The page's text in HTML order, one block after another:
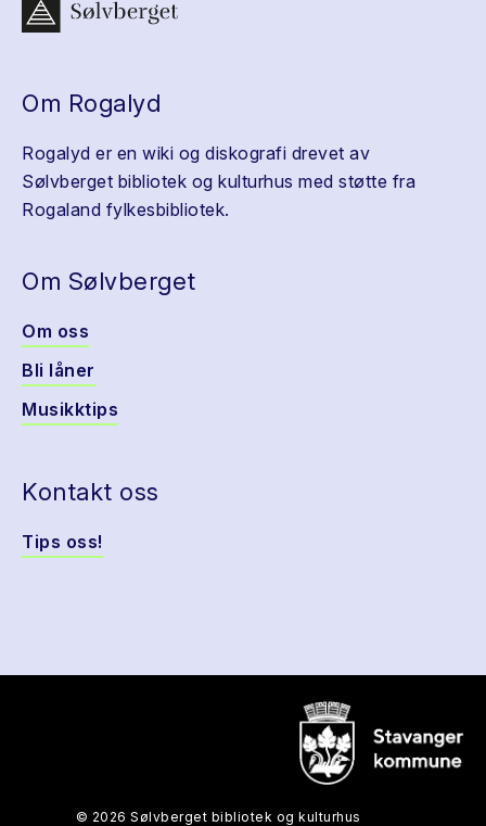
Om Rogalyd
Rogalyd er en wiki og diskografi drevet av
Sølvberget bibliotek og kulturhus med støtte fra
Rogaland fylkesbibliotek.
Om Sølvberget
Om oss
Bli låner
Musikktips
Kontakt oss
Tips oss!
© 2026 Sølvberget bibliotek og kulturhus